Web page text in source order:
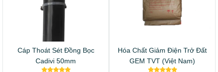
Cáp Thoát Sét Đồng Bọc
Cadivi 50mm
Hóa Chất Giảm Điện Trở Đất
GEM TVT (Việt Nam)